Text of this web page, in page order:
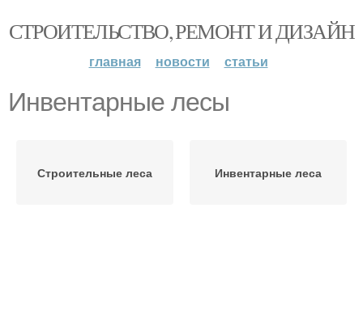
СТРОИТЕЛЬСТВО, РЕМОНТ И ДИЗАЙН
главная новости статьи
Инвентарные лесы
Строительные леса Инвентарные леса